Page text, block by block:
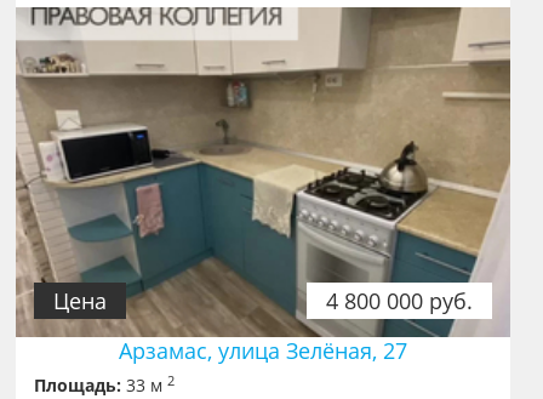
4 800 000 руб.
Цена
Арзамас, улица Зелёная, 27
Площадь: 33 м2